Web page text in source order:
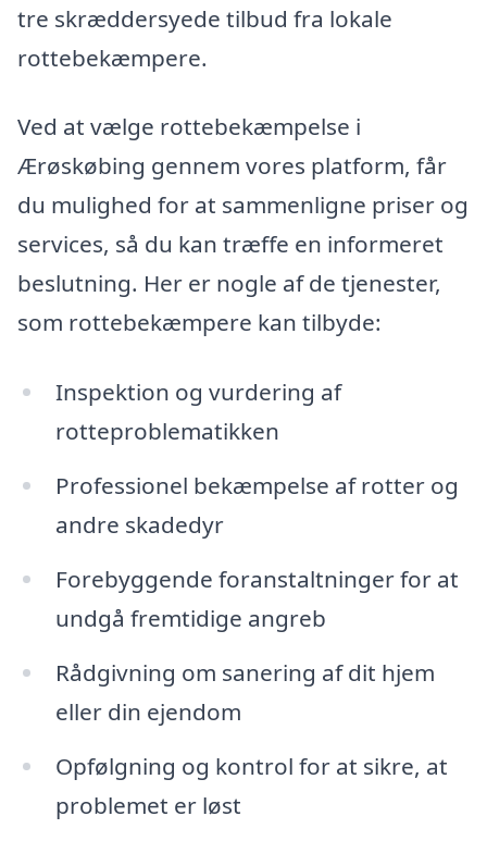
tre skræddersyede tilbud fra lokale
rottebekæmpere.
Ved at vælge rottebekæmpelse i
Ærøskøbing gennem vores platform, får
du mulighed for at sammenligne priser og
services, så du kan træffe en informeret
beslutning. Her er nogle af de tjenester,
som rottebekæmpere kan tilbyde:
Inspektion og vurdering af
rotteproblematikken
Professionel bekæmpelse af rotter og
andre skadedyr
Forebyggende foranstaltninger for at
undgå fremtidige angreb
Rådgivning om sanering af dit hjem
eller din ejendom
Opfølgning og kontrol for at sikre, at
problemet er løst